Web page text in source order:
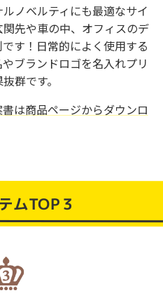
ノベルティにも最適なサイ
先や車の中、オフィスのデ
す！日常的によく使用する
ブランドロゴを名入れプリ
群です。
は商品ページからダウンロ
ムTOP３